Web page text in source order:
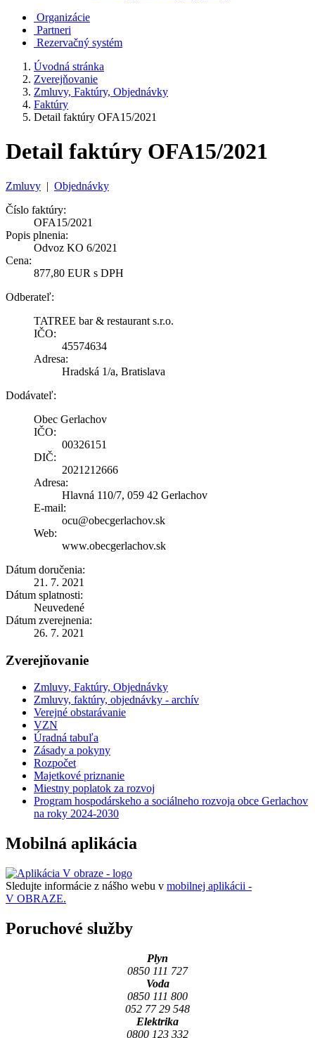
Organizácie
Partneri
Rezervačný systém
Úvodná stránka
Zverejňovanie
Zmluvy, Faktúry, Objednávky
Faktúry
Detail faktúry OFA15/2021
Detail faktúry OFA15/2021
Zmluvy | Objednávky
Číslo faktúry:
OFA15/2021
Popis plnenia:
Odvoz KO 6/2021
Cena:
877,80 EUR s DPH
Odberateľ:
TATREE bar & restaurant s.r.o.
IČO:
45574634
Adresa:
Hradská 1/a, Bratislava
Dodávateľ:
Obec Gerlachov
IČO:
00326151
DIČ:
2021212666
Adresa:
Hlavná 110/7, 059 42 Gerlachov
E-mail:
ocu@obecgerlachov.sk
Web:
www.obecgerlachov.sk
Dátum doručenia:
21. 7. 2021
Dátum splatnosti:
Neuvedené
Dátum zverejnenia:
26. 7. 2021
Zverejňovanie
Zmluvy, Faktúry, Objednávky
Zmluvy, faktúry, objednávky - archív
Verejné obstarávanie
VZN
Úradná tabuľa
Zásady a pokyny
Rozpočet
Majetkové priznanie
Miestny poplatok za rozvoj
Program hospodárskeho a sociálneho rozvoja obce Gerlachov
na roky 2024-2030
Mobilná aplikácia
Sledujte informácie z nášho webu v mobilnej aplikácii -
V OBRAZE.
Poruchové služby
Plyn
0850 111 727
Voda
0850 111 800
052 77 29 548
Elektrika
0800 123 332